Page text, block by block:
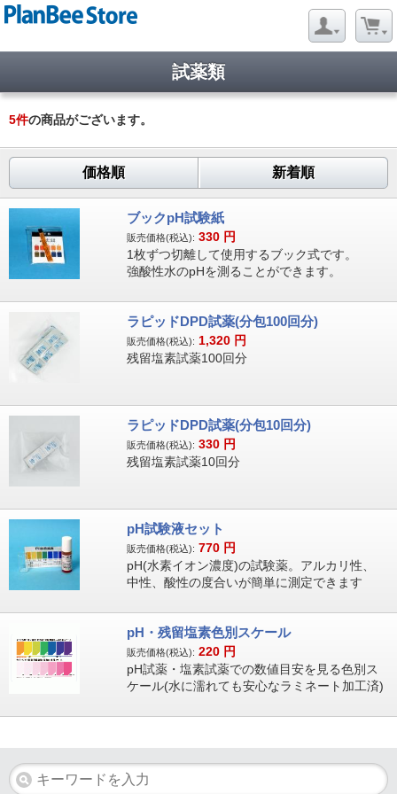
試薬類
5件の商品がございます。
価格順 新着順
ブックpH試験紙
販売価格(税込): 330 円
1枚ずつ切離して使用するブック式です。
強酸性水のpHを測ることができます。
ラピッドDPD試薬(分包100回分)
販売価格(税込): 1,320 円
残留塩素試薬100回分
ラピッドDPD試薬(分包10回分)
販売価格(税込): 330 円
残留塩素試薬10回分
pH試験液セット
販売価格(税込): 770 円
pH(水素イオン濃度)の試験薬。アルカリ性、
中性、酸性の度合いが簡単に測定できます
pH・残留塩素色別スケール
販売価格(税込): 220 円
pH試薬・塩素試薬での数値目安を見る色別ス
ケール(水に濡れても安心なラミネート加工済)